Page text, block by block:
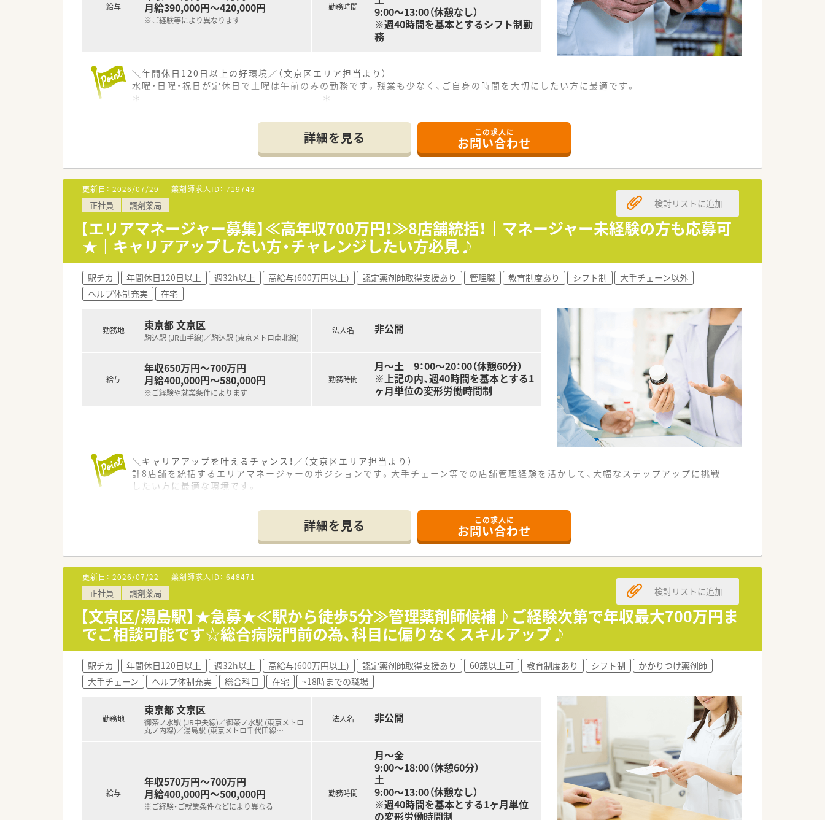
給与
月給390,000円～420,000円
※ご経験等により異なります
勤務時間
9:00〜13:00（休憩なし）
※週40時間を基本とするシフト制勤
務
＼年間休日120日以上の好環境／（文京区エリア担当より）
水曜・日曜・祝日が定休日で土曜は午前のみの勤務です。残業も少なく、ご自身の時間を大切にしたい方に最適です。
＊------------------------------------------＊
【店舗情報と応需状況について】
■東京メトロ有楽町線「江戸川橋駅」から徒歩わずか1分と通勤に至便です。
■応需科目は耳鼻科と婦人科が中心で、専門知識を深めたい方に最適です。
■1日の処方箋は約80枚で、薬剤師2名と事務員1名でゆとりをもって対応します。
【法人特徴について】
■経営者が薬剤師のため、現場で働くスタッフの声を何よりも大切にしています。
■「親しみやすい調剤薬局」をコンセプトに、地域医療への貢献を目指しています。
■近隣エリアに店舗を展開しており、急な欠員時にも対応できるヘルプ体制が万全です。
【求人情報について】
■管理薬剤師として、ご経験に応じて年収600万円での採用を検討いたします。
■賞与は年2回、合計3ヶ月分の支給実績があり、安定した高収入を実現できます。
■毎年1月に定期昇給があり、日々の頑張りがきちんと給与に反映されます。
■水曜・日曜・祝日が休みの完全週休2日で、土曜は午前のみの勤務体系です。
■年間休日は128日と非常に多く、プライベートな時間をしっかりと確保できます。
■残業はほとんど発生しないため、仕事後の予定も立てやすくメリハリをつけて働けます。
詳細を見る この求人に
お問い合わせ
更新日： 2026/07/29 薬剤師求人ID： 719743
正社員 調剤薬局
【エリアマネージャー募集】≪高年収700万円！≫8店舗統括！｜マネージャー未経験の方も応募可
★｜キャリアアップしたい方・チャレンジしたい方必見♪
検討リストに追加
駅チカ 年間休日120日以上 週32h以上 高給与(600万円以上) 認定薬剤師取得支援あり 管理職 教育制度あり シフト制
大手チェーン以外
ヘルプ体制充実
在宅
勤務地 東京都 文京区
駒込駅 (JR山手線)／駒込駅 (東京メトロ南北線)
給与
年収650万円～700万円
月給400,000円～580,000円
※ご経験や就業条件によります
法人名 非公開
勤務時間
月～土 9：00～20：00（休憩60分）
※上記の内、週40時間を基本とする1
ヶ月単位の変形労働時間制
＼キャリアアップを叶えるチャンス！／（文京区エリア担当より）
計8店舗を統括するエリアマネージャーのポジションです。大手チェーン等での店舗管理経験を活かして、大幅なステップアップに挑戦
したい方に最適な環境です。
■統括する店舗は、北区・文京区・足立区・町田市の計8店舗です。
■定着率が高く、どの店舗もアットホームな職場環境で人間関係も良好です。
■在宅業務への取り組みも積極的に実施しているため、地域医療の最前線に深く関わりながら地域の健康を支えることができます。
【求人情報について】
■今回はさらなる成長のために正社員として腰を据えて長く活躍していただける、貴重な管理職候補の薬剤師を募集しています。
■初期の提示年収額は650万円程度を想定しており、今後の面接での評価や個人のスキル次第では最高700万円が可能です。
■高給与の条件だけでなく時間外手当なども明確に完備されており、働いた分の成果が給与にしっかりと反映される仕組みです。
【こんな方が活躍中】
■大手チェーンの薬局などで管理薬剤師を務めながら、より経営に近い裁量を持ったポジションへの挑戦を望む方がいます。
■地域に根ざした小規模な薬局ならではのスピード感を楽しみながら、自らのアイデアを積極的に具現化している方がいます。
■仕事において高い成果を出しながらも、年間休日120日以上の制度を活用してプライベートも充実させている方がいます。
詳細を見る この求人に
お問い合わせ
更新日： 2026/07/22 薬剤師求人ID： 648471
正社員 調剤薬局
【文京区/湯島駅】★急募★≪駅から徒歩5分≫管理薬剤師候補♪ご経験次第で年収最大700万円ま
でご相談可能です☆総合病院門前の為、科目に偏りなくスキルアップ♪
検討リストに追加
駅チカ 年間休日120日以上 週32h以上 高給与(600万円以上) 認定薬剤師取得支援あり 60歳以上可 教育制度あり シフト制
かかりつけ薬剤師
大手チェーン
ヘルプ体制充実 総合科目 在宅 ~18時までの職場
勤務地
東京都 文京区
御茶ノ水駅 (JR中央線)／御茶ノ水駅 (東京メトロ
丸ノ内線)／湯島駅 (東京メトロ千代田線…
給与
年収570万円～700万円
月給400,000円～500,000円
※ご経験・ご就業条件などにより異なる
法人名 非公開
勤務時間
月～金
9:00～18:00（休憩60分）
土
9:00～13:00（休憩なし）
※週40時間を基本とする1ヶ月単位
の変形労働時間制